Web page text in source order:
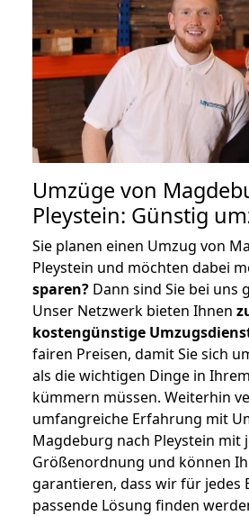
Umzüge von
Pleystein: Günstig
Sie planen einen Umzug von
Pleystein und möchten dabei
sparen? Dann sind Sie bei uns
Unser Netzwerk bieten Ihnen
kostengünstige
fairen Preisen, damit Sie sich
als die wichtigen Dinge in
kümmern müssen. Weiterhin
umfangreiche Erfahrung mit
Magdeburg nach Pleystein mit
Größenordnung und können
garantieren, dass wir für jedes
passende Lösung finden